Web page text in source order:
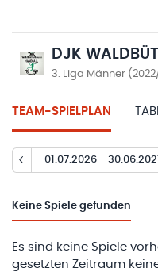
DJK
3. Liga Männer
TEAM-SPIELPLAN
01.07.2026 -
Keine Spiele gefunden
Es sind keine Spiele
gesetzten Zeitraum